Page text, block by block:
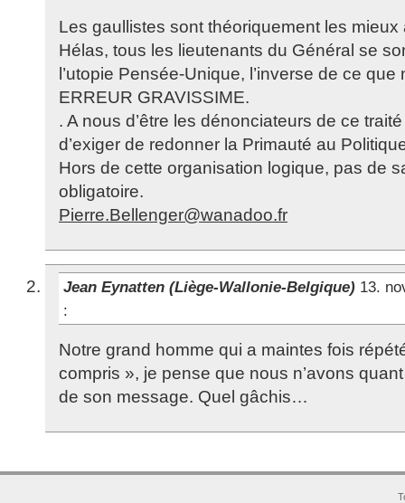
Les gaullistes sont théoriquement les
Hélas, tous les lieutenants du Général se
l’utopie Pensée-Unique, l’inverse de ce
ERREUR GRAVISSIME.
. A nous d’être les dénonciateurs de ce
d’exiger de redonner la Primauté au
Hors de cette organisation logique, pas de
obligatoire.
Pierre.Bellenger@wanadoo.fr
Jean Eynatten (Liège-Wallonie-Belgique) 13.
:
Notre grand homme qui a maintes fois
compris », je pense que nous n’avons
de son message. Quel gâchis…